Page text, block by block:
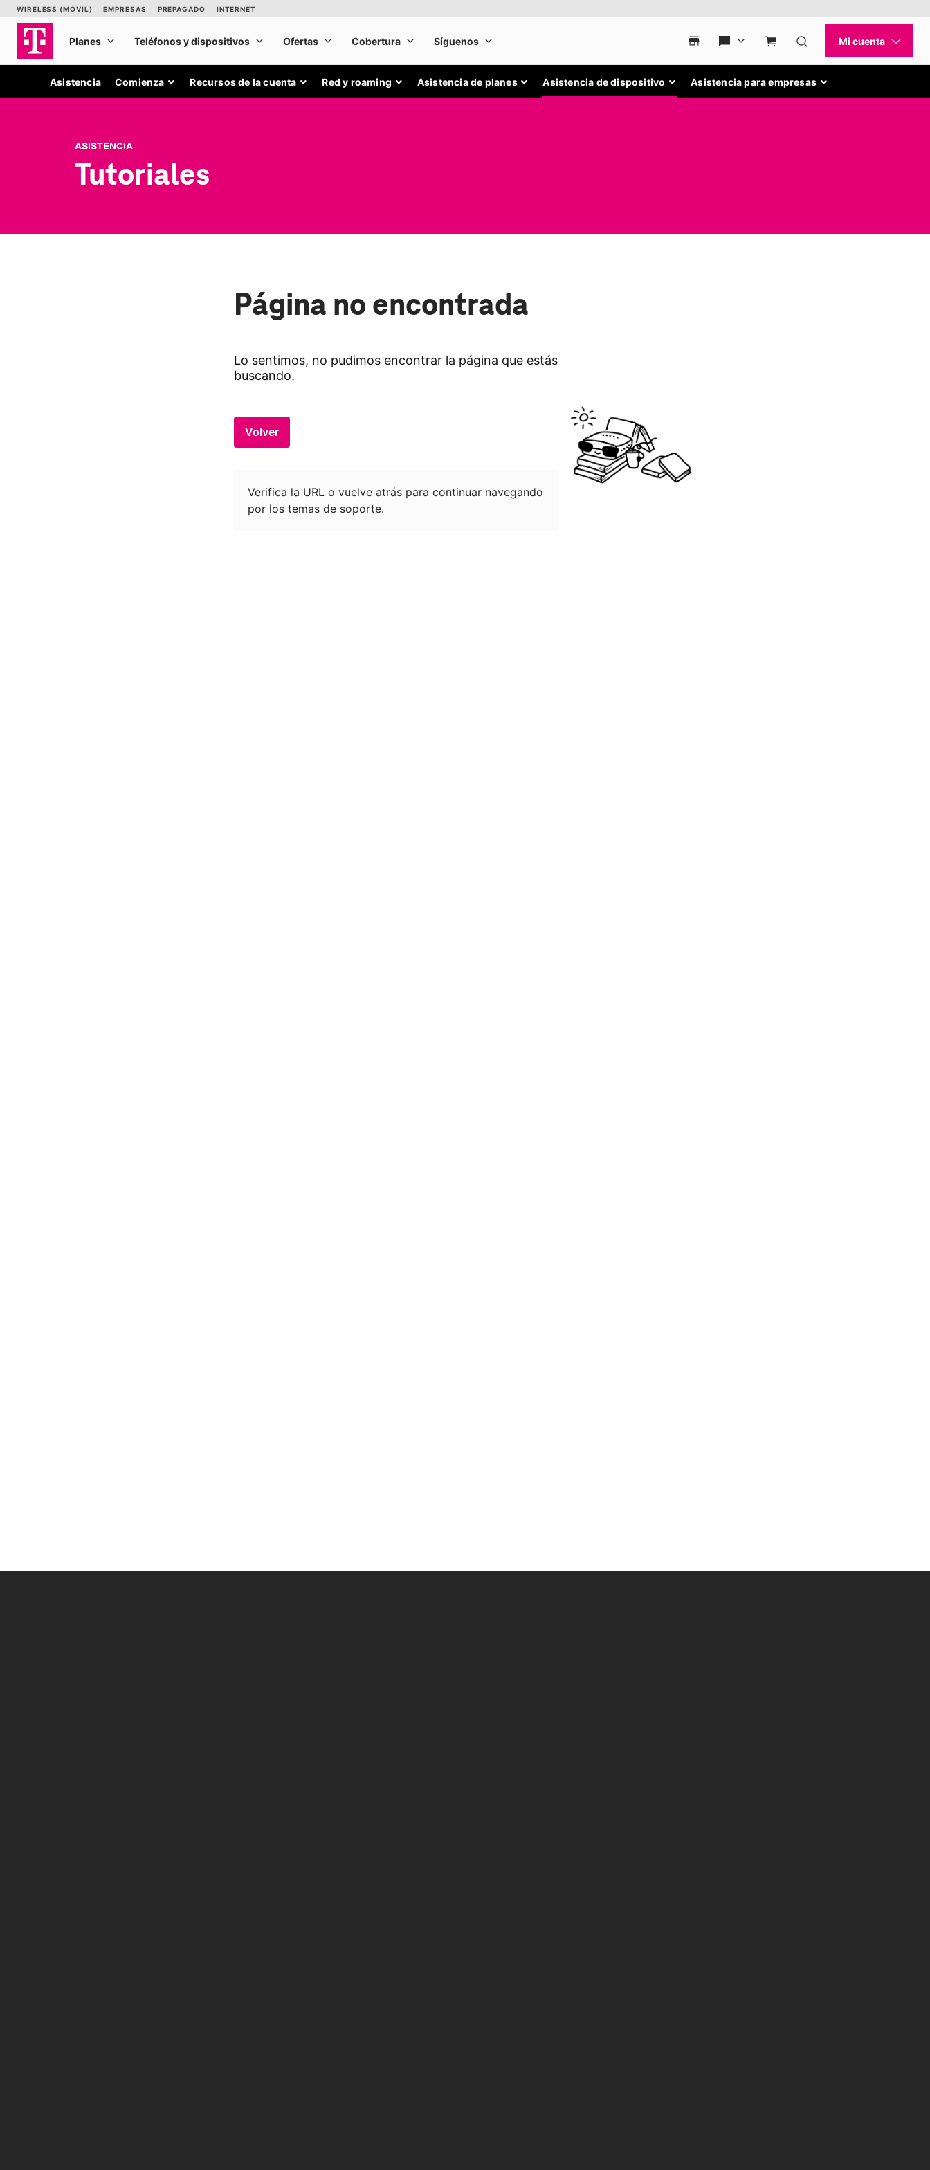
Asistencia Comienza Recursos de la cuenta Red y roaming Asistencia de planes Asistencia de dispositivo Asistencia para empresas
ASISTENCIA
Tutoriales